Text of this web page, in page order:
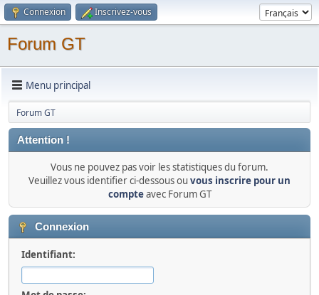
Connexion Inscrivez-vous
Forum GT
Menu principal
Forum GT
Attention !
Vous ne pouvez pas voir les statistiques du forum.
Veuillez vous identifier ci-dessous ou vous inscrire pour un
compteavec Forum GT
Connexion
Identifiant: